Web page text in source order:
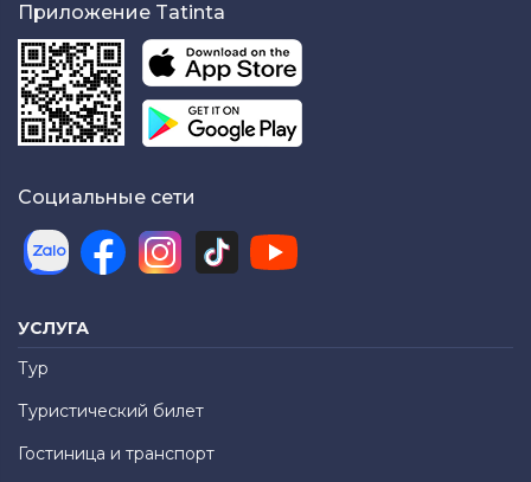
Приложение Tatinta
Социальные сети
УСЛУГА
Тур
Туристический билет
Гостиница и транспорт